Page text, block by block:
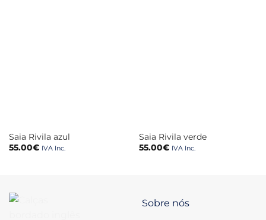
Saia Rivila azul
55.00€ IVA Inc.
Saia Rivila verde
55.00€ IVA Inc.
Sobre nós